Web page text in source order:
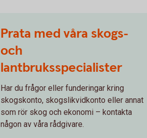
Prata med våra skogs-
och
lantbruksspecialister
Har du frågor eller funderingar kring
skogskonto, skogslikvidkonto eller annat
som rör skog och ekonomi – kontakta
någon av våra rådgivare.